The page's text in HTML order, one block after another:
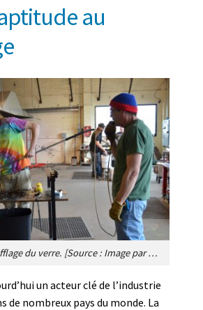
au
Figure 4. Le soufflage du verre. [Source : Image par jwskks5786 de Pixabay]
un acteur clé de l’industrie
de nombreux pays du monde. La